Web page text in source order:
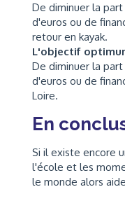
De diminuer la
d'euros ou de
retour en kayak.
L'objectif
De diminuer la
d'euros ou de
Loire.
En
Si il existe encore
l'école et les
le monde alors